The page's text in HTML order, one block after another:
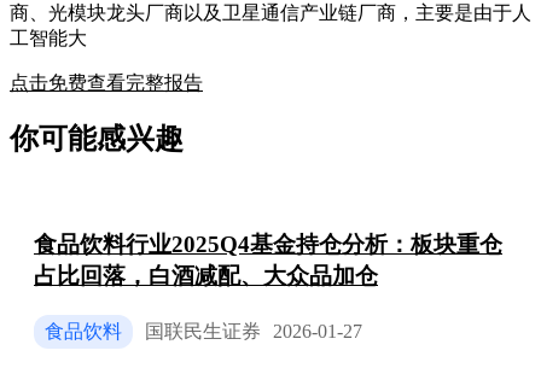
商、光模块龙头厂商以及卫星通信产业链厂商，主要是由于人
工智能大
点击免费查看完整报告
你可能感兴趣
食品饮料行业2025Q4基金持仓分析：板块重仓
占比回落，白酒减配、大众品加仓
食品饮料 国联民生证券 2026-01-27